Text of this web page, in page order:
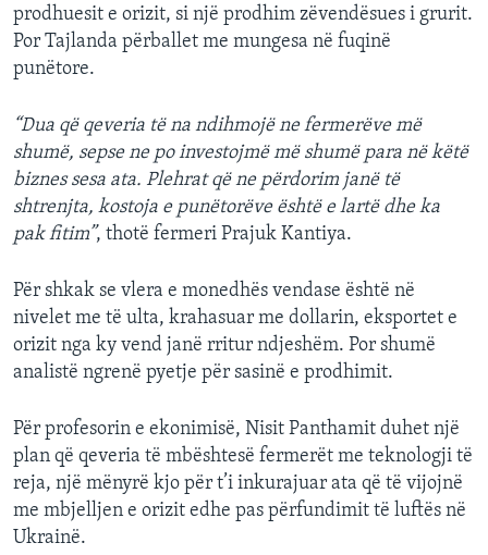
prodhuesit e orizit, si një prodhim zëvendësues i grurit.
Por Tajlanda përballet me mungesa në fuqinë
punëtore.
“Dua që qeveria të na ndihmojë ne fermerëve më
shumë, sepse ne po investojmë më shumë para në këtë
biznes sesa ata. Plehrat që ne përdorim janë të
shtrenjta, kostoja e punëtorëve është e lartë dhe ka
pak fitim”, thotë fermeri Prajuk Kantiya.
Për shkak se vlera e monedhës vendase është në
nivelet me të ulta, krahasuar me dollarin, eksportet e
orizit nga ky vend janë rritur ndjeshëm. Por shumë
analistë ngrenë pyetje për sasinë e prodhimit.
Për profesorin e ekonimisë, Nisit Panthamit duhet një
plan që qeveria të mbështesë fermerët me teknologji të
reja, një mënyrë kjo për t’i inkurajuar ata që të vijojnë
me mbjelljen e orizit edhe pas përfundimit të luftës në
Ukrainë.